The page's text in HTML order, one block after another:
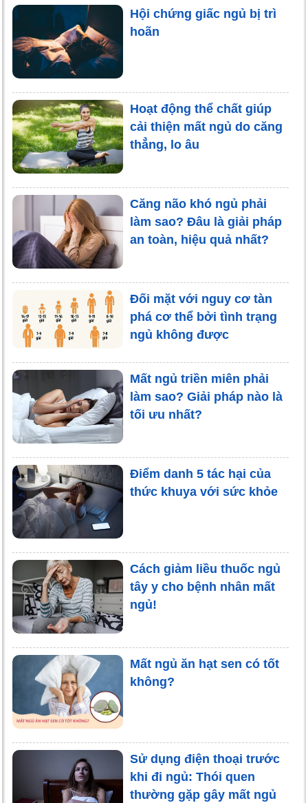
Hội chứng giấc ngủ bị trì
hoãn
Hoạt động thể chất giúp
cải thiện mất ngủ do căng
thẳng, lo âu
Căng não khó ngủ phải
làm sao? Đâu là giải pháp
an toàn, hiệu quả nhất?
Đối mặt với nguy cơ tàn
phá cơ thể bởi tình trạng
ngủ không được
Mất ngủ triền miên phải
làm sao? Giải pháp nào là
tối ưu nhất?
Điểm danh 5 tác hại của
thức khuya với sức khỏe
Cách giảm liều thuốc ngủ
tây y cho bệnh nhân mất
ngủ!
Mất ngủ ăn hạt sen có tốt
không?
Sử dụng điện thoại trước
khi đi ngủ: Thói quen
thường gặp gây mất ngủ